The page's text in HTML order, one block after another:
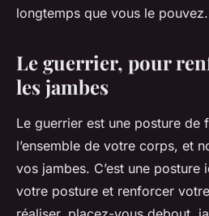
longtemps que vous le pouvez.
Le guerrier, pour
les jambes
Le guerrier est une posture de
l’ensemble de votre corps, et
vos jambes. C’est une
votre posture et renforcer